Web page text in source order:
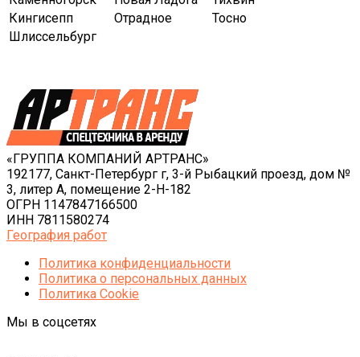
Кингисепп
Отрадное
Тосно
Шлиссельбург
«ГРУППА КОМПАНИЙ АРТРАНС»
192177, Санкт-Петербург г, 3-й Рыбацкий проезд, дом №
3, литер А, помещение 2-Н-182
ОГРН 1147847166500
ИНН 7811580274
География работ
Политика конфиденциальности
Политика o персональных данных
Политика Cookie
Мы в соцсетях